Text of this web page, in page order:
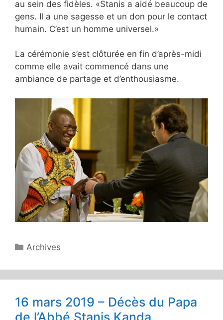
au sein des fidèles. «Stanis a aidé beaucoup de
gens. Il a une sagesse et un don pour le contact
humain. C’est un homme universel.»
La cérémonie s’est clôturée en fin d’après-midi
comme elle avait commencé dans une
ambiance de partage et d’enthousiasme.
Catégories
Archives
16 mars 2019 – Décès du Papa
de l’Abbé Stanis Kanda